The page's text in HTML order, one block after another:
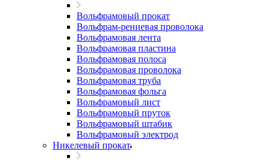
Вольфрамовый прокат
Вольфрам-рениевая проволока
Вольфрамовая лента
Вольфрамовая пластина
Вольфрамовая полоса
Вольфрамовая проволока
Вольфрамовая труба
Вольфрамовая фольга
Вольфрамовый лист
Вольфрамовый пруток
Вольфрамовый штабик
Вольфрамовый электрод
Никелевый прокат